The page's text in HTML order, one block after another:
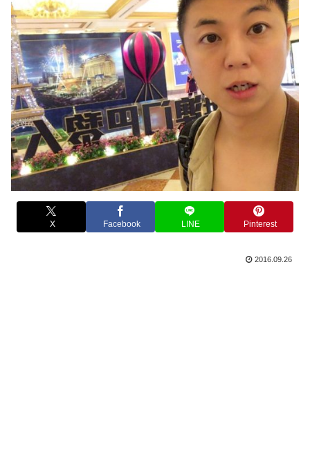
X Facebook LINE Pinterest
2016.09.26